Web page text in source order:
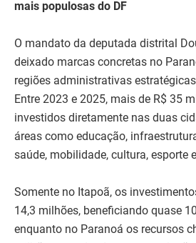
mais populosas do DF
O mandato da deputada distrital
deixado marcas concretas no
regiões administrativas
Entre 2023 e 2025, mais de R$ 35
investidos diretamente nas duas
áreas como educação,
saúde, mobilidade, cultura, esporte
Somente no Itapoã, os
14,3 milhões, beneficiando quase
enquanto no Paranoá os recursos